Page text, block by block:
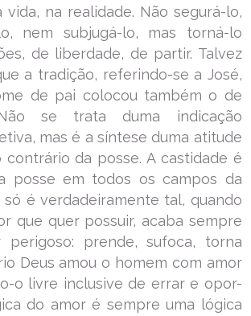
vida, na realidade. Não segurá-lo,
nem subjugá-lo, mas torná-lo
de liberdade, de partir. Talvez
a tradição, referindo-se a José,
de pai colocou também o de
Não se trata duma indicação
mas é a síntese duma atitude
contrário da posse. A castidade é
posse em todos os campos da
só é verdadeiramente tal, quando
que quer possuir, acaba sempre
prende, sufoca, torna
Deus amou o homem com amor
o livre inclusive de errar e opor-
do amor é sempre uma lógica